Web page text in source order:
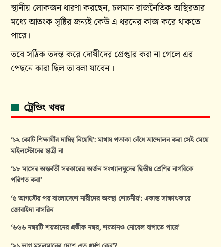
স্থানীয় লোকজন ধারণা করছেন, চলমান রাজনৈতিক অস্থিরতার
মধ্যে আতংক সৃষ্টির জন্যই কেউ এ ধরনের কাজ করে থাকতে
পারে।
তবে সঠিক তদন্ত করে দোষীদের গ্রেপ্তার করা না গেলে এর
পেছনে কারা ছিল তা বলা যাবেনা।
ট্রেন্ডিং খবর
‘১২ কোটি শিক্ষার্থীর দায়িত্ব নিয়েছি’: মাথায় পতাকা বেঁধে আন্দোলন করা সেই মেয়ে
মাইলস্টোনের ছাত্রী না
‘১৮ মাসের অন্তর্বর্তী সরকারের অর্জন সংখ্যালঘুদের দ্বিতীয় শ্রেণির নাগরিকে
পরিণত করা’
‘৫ আগস্টের পর বাংলাদেশে নারীদের অবস্থা শোচনীয়’: একান্ত সাক্ষাৎকারে
জোবাইদা নাসরিন
‘৬৬৬ নম্বরটি শয়তানের প্রতীক নম্বর, শয়তানও নোবেল বাগাতে পারে’